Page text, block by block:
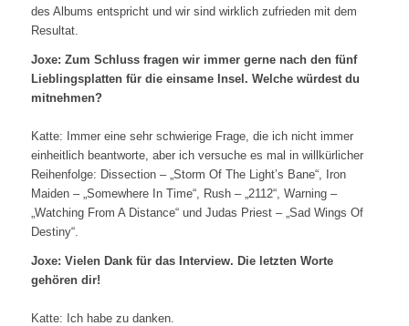
des Albums entspricht und wir sind wirklich zufrieden mit dem
Resultat.
Joxe: Zum Schluss fragen wir immer gerne nach den fünf
Lieblingsplatten für die einsame Insel. Welche würdest du
mitnehmen?
Katte: Immer eine sehr schwierige Frage, die ich nicht immer
einheitlich beantworte, aber ich versuche es mal in willkürlicher
Reihenfolge: Dissection – „Storm Of The Light’s Bane“, Iron
Maiden – „Somewhere In Time“, Rush – „2112“, Warning –
„Watching From A Distance“ und Judas Priest – „Sad Wings Of
Destiny“.
Joxe: Vielen Dank für das Interview. Die letzten Worte
gehören dir!
Katte: Ich habe zu danken.